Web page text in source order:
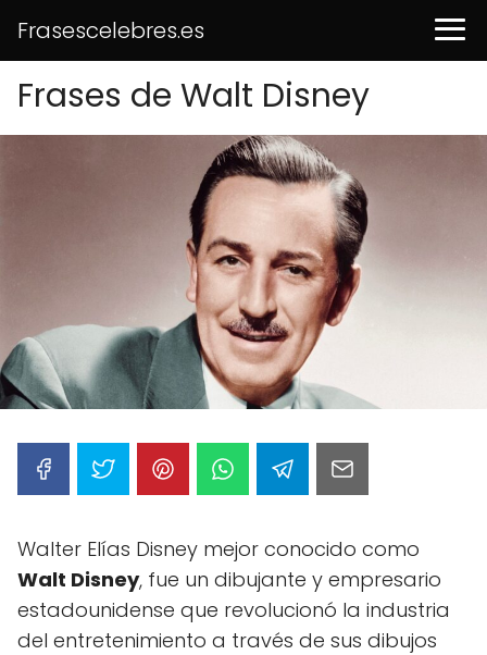
Frasescelebres.es
Frases de Walt Disney
Walter Elías Disney mejor conocido como
Walt Disney, fue un dibujante y empresario
estadounidense que revolucionó la industria
del entretenimiento a través de sus dibujos